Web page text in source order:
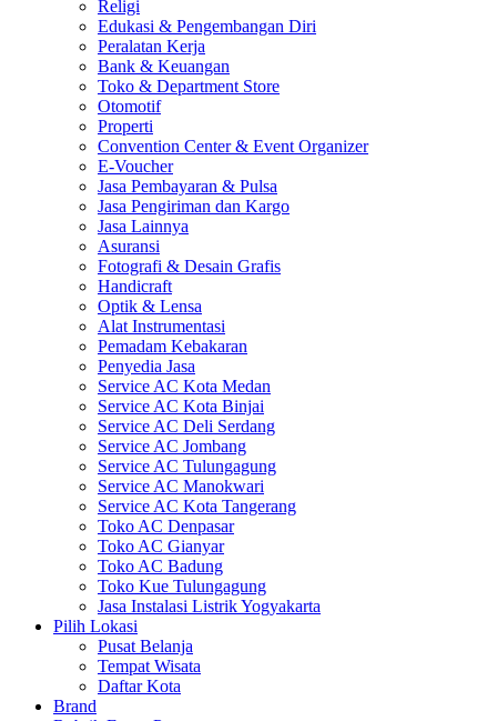
Religi
Edukasi & Pengembangan Diri
Peralatan Kerja
Bank & Keuangan
Toko & Department Store
Otomotif
Properti
Convention Center & Event Organizer
E-Voucher
Jasa Pembayaran & Pulsa
Jasa Pengiriman dan Kargo
Jasa Lainnya
Asuransi
Fotografi & Desain Grafis
Handicraft
Optik & Lensa
Alat Instrumentasi
Pemadam Kebakaran
Penyedia Jasa
Service AC Kota Medan
Service AC Kota Binjai
Service AC Deli Serdang
Service AC Jombang
Service AC Tulungagung
Service AC Manokwari
Service AC Kota Tangerang
Toko AC Denpasar
Toko AC Gianyar
Toko AC Badung
Toko Kue Tulungagung
Jasa Instalasi Listrik Yogyakarta
Pilih Lokasi
Pusat Belanja
Tempat Wisata
Daftar Kota
Brand